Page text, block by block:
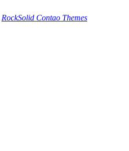
RockSolid Contao Themes